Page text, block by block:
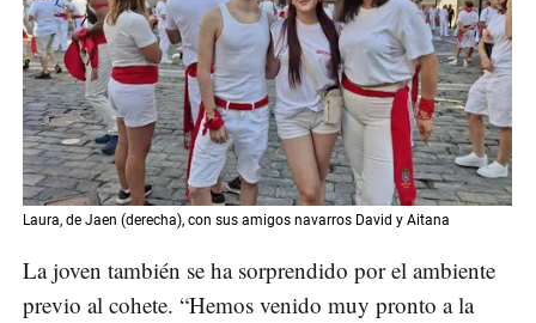
Laura, de Jaen (derecha), con sus amigos navarros David y Aitana
La joven también se ha sorprendido por el ambiente
previo al cohete. “Hemos venido muy pronto a la